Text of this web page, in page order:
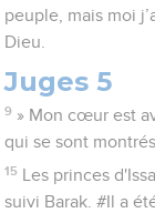
peuple, mais moi
Dieu.
Juges 5
9 » Mon cœur est
qui se sont
15
Les princes
suivi Barak. #Il a